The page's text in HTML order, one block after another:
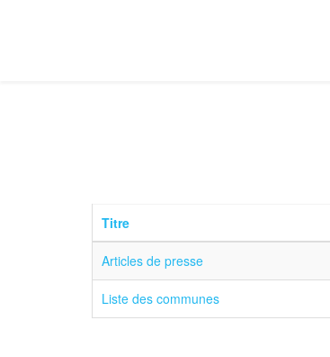
Titre
Articles de presse
Liste des communes